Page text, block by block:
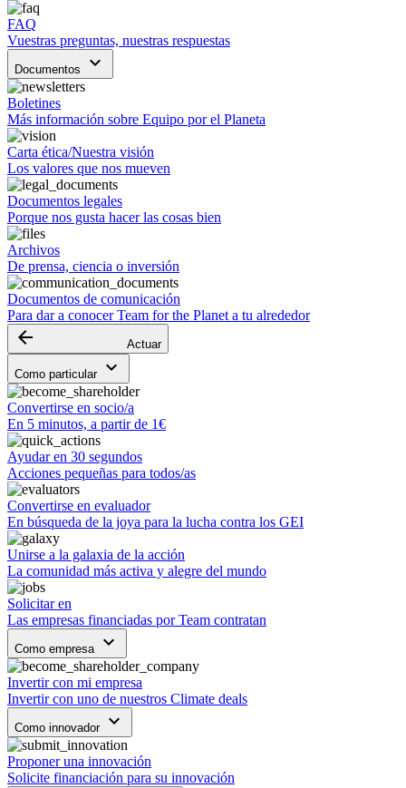
FAQ
Vuestras preguntas, nuestras respuestas
Documentos keyboard_arrow_down
Boletines
Más información sobre Equipo por el Planeta
Carta ética/Nuestra visión
Los valores que nos mueven
Documentos legales
Porque nos gusta hacer las cosas bien
Archivos
De prensa, ciencia o inversión
Documentos de comunicación
Para dar a conocer Team for the Planet a tu alrededor
arrow_backward Actuar
Como particular keyboard_arrow_down
Convertirse en socio/a
En 5 minutos, a partir de 1€
Ayudar en 30 segundos
Acciones pequeñas para todos/as
Convertirse en evaluador
En búsqueda de la joya para la lucha contra los GEI
Unirse a la galaxia de la acción
La comunidad más activa y alegre del mundo
Solicitar en
Las empresas financiadas por Team contratan
Como empresa keyboard_arrow_down
Invertir con mi empresa
Invertir con uno de nuestros Climate deals
Como innovador keyboard_arrow_down
Proponer una innovación
Solicite financiación para su innovación